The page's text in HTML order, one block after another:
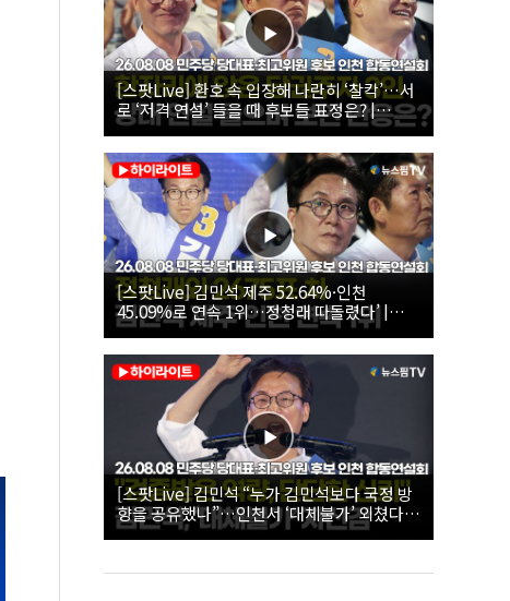
[스팟Live] 환호 속 입장해 나란히 ‘찰칵’…서
로 ‘저격 연설’ 들을 때 후보들 표정은? |
26.08.08 더불어민주당 당대표·최고위원 후
보 인천 합동연설회
[스팟Live] 김민석 제주 52.64%·인천
45.09%로 연속 1위…정청래 따돌렸다’ |
26.08.08 더불어민주당 당대표·최고위원 후
보 인천 합동연설회
[스팟Live] 김민석 “누가 김민석보다 국정 방
향을 공유했나”…인천서 ‘대체불가’ 외쳤다 |
26.08.08 더불어민주당 당대표·최고위원 후